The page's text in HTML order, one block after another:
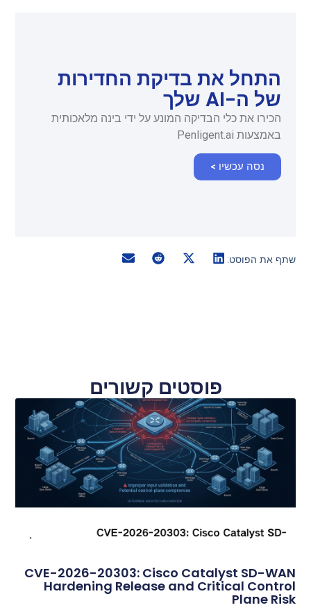
התחל את בדיקת החדירות
של ה-AI שלך
הכירו את כלי הבדיקה המונע על ידי בינה מלאכותית
באמצעות Penligent.ai
נסה עכשיו >
שתף את הפוסט:
פוסטים קשורים
CVE-2026-20303: Cisco Catalyst SD-WAN
Hardening Release and Critical Control
Plane Risk